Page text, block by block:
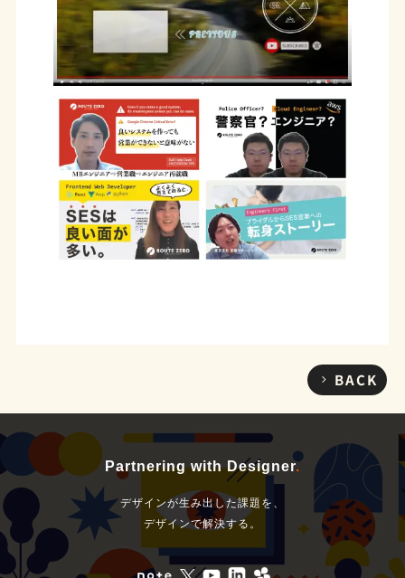
BACK
Partnering with Designer.
デザインが生み出した課題を、
デザインで解決する。